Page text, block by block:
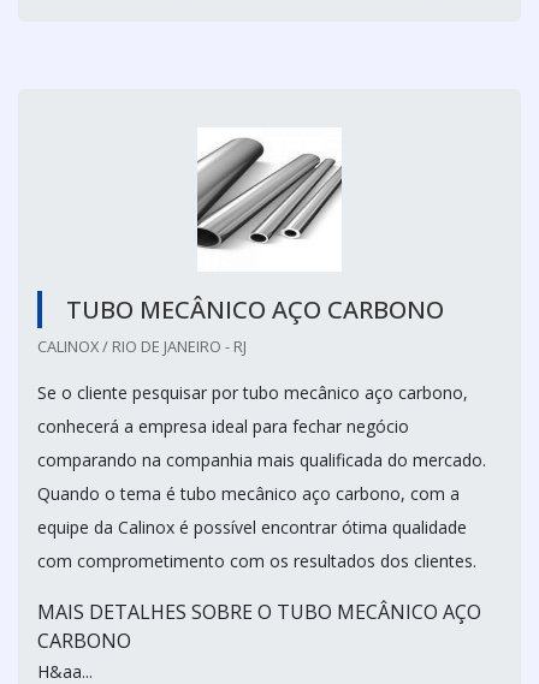
TUBO MECÂNICO AÇO CARBONO
CALINOX / RIO DE JANEIRO - RJ
Se o cliente pesquisar por tubo mecânico aço carbono,
conhecerá a empresa ideal para fechar negócio
comparando na companhia mais qualificada do mercado.
Quando o tema é tubo mecânico aço carbono, com a
equipe da Calinox é possível encontrar ótima qualidade
com comprometimento com os resultados dos clientes.
MAIS DETALHES SOBRE O TUBO MECÂNICO AÇO
CARBONO
H&aa...